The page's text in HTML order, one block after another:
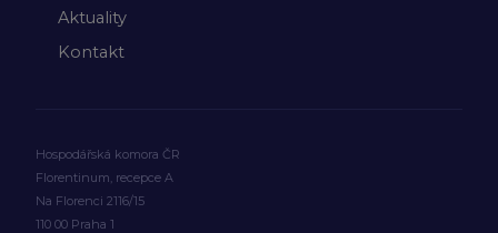
Aktuality
Kontakt
Hospodářská komora ČR
Florentinum, recepce A
Na Florenci 2116/15
110 00 Praha 1